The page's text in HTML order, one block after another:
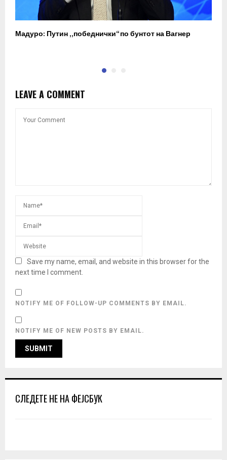
Мадуро: Путин „победнички“ по бунтот на Вагнер
LEAVE A COMMENT
Save my name, email, and website in this browser for the
next time I comment.
NOTIFY ME OF FOLLOW-UP COMMENTS BY EMAIL.
NOTIFY ME OF NEW POSTS BY EMAIL.
СЛЕДЕТЕ НЕ НА ФЕЈСБУК